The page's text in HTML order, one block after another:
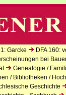
Garcke DFA 160:
bei
Genealogie /
/ Bibliotheken /
Geschichte